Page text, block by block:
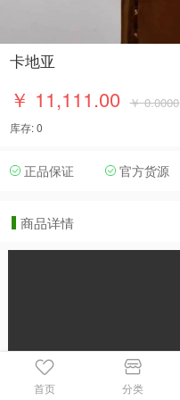
卡地亚
￥ 11,111.00 ￥ 0.0000
库存: 0
正品保证 官方货源
商品详情
首页 分类